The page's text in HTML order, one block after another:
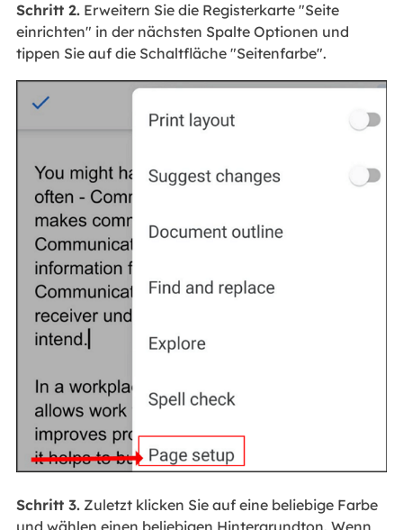
Schritt 2.Erweitern Sie die Registerkarte "Seite
einrichten" in der nächsten Spalte Optionen und
tippen Sie auf die Schaltfläche "Seitenfarbe".
Schritt 3.Zuletzt klicken Sie auf eine beliebige Farbe